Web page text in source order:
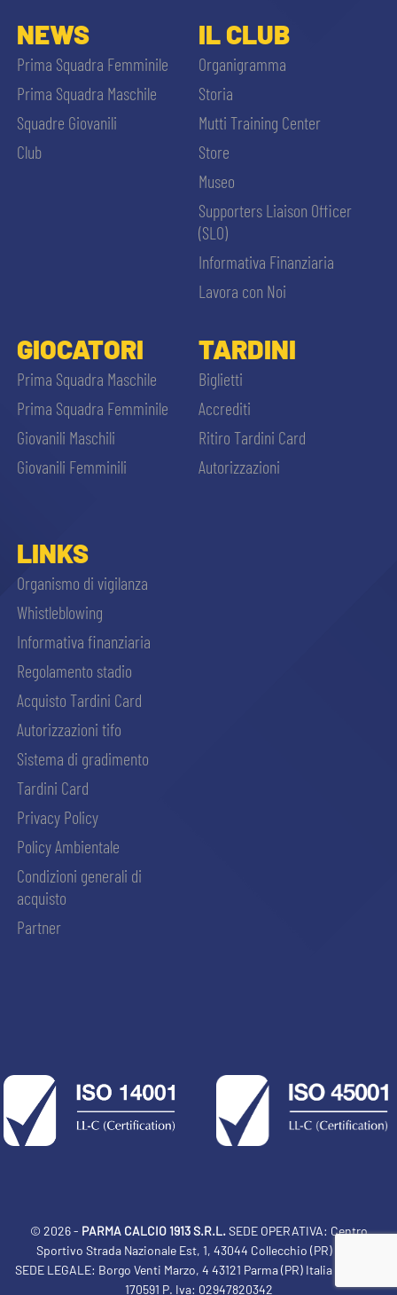
NEWS
Prima Squadra Femminile
Prima Squadra Maschile
Squadre Giovanili
Club
IL CLUB
Organigramma
Storia
Mutti Training Center
Store
Museo
Supporters Liaison Officer
(SLO)
Informativa Finanziaria
Lavora con Noi
GIOCATORI
Prima Squadra Maschile
Prima Squadra Femminile
Giovanili Maschili
Giovanili Femminili
TARDINI
Biglietti
Accrediti
Ritiro Tardini Card
Autorizzazioni
LINKS
Organismo di vigilanza
Whistleblowing
Informativa finanziaria
Regolamento stadio
Acquisto Tardini Card
Autorizzazioni tifo
Sistema di gradimento
Tardini Card
Privacy Policy
Policy Ambientale
Condizioni generali di
acquisto
Partner
© 2026 - PARMA CALCIO 1913 S.R.L.SEDE OPERATIVA: Centro
Sportivo Strada Nazionale Est, 1, 43044 Collecchio (PR) Italia
SEDE LEGALE: Borgo Venti Marzo, 4 43121 Parma (PR) Italia Tel: 0521
170591 P. Iva: 02947820342
ACCETTA E SALVA